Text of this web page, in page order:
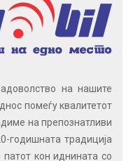
на нашите
помеѓу квалитетот
на препознатливи
годишната традиција
кон иднината со